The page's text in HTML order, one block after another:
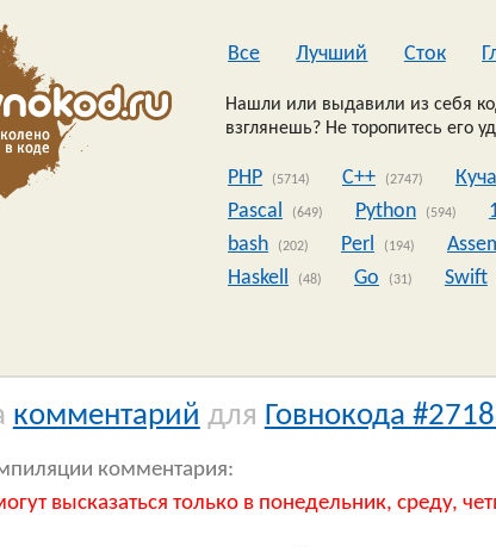
Все Лучший Сток
Нашли или выдавили из себя
взглянешь? Не торопитесь его
PHP (5714) C++ (2747) Куча
Pascal (649) Python (594)
bash (202) Perl (194)
Haskell (48) Go (31) Swift
комментарий для Говнокода
комментария:
высказаться только в понедельник, среду,